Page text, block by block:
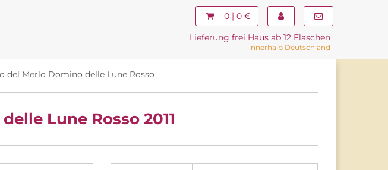
0 | 0 €
Lieferung frei Haus ab 12 Flaschen
innerhalb Deutschland
del Merlo Domino delle Lune Rosso
Lune Rosso 2011